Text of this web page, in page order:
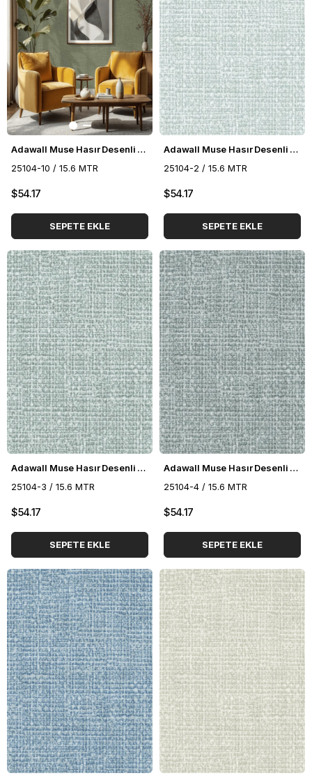
Adawall Muse Hasır Desenli Duvar Kağıdı 25104-10
25104-10 / 15.6 MTR
$54.17
SEPETE EKLE
Adawall Muse Hasır Desenli Duvar Kağıdı 25104-2
25104-2 / 15.6 MTR
$54.17
SEPETE EKLE
Adawall Muse Hasır Desenli Duvar Kağıdı 25104-3
25104-3 / 15.6 MTR
$54.17
SEPETE EKLE
Adawall Muse Hasır Desenli Duvar Kağıdı 25104-4
25104-4 / 15.6 MTR
$54.17
SEPETE EKLE